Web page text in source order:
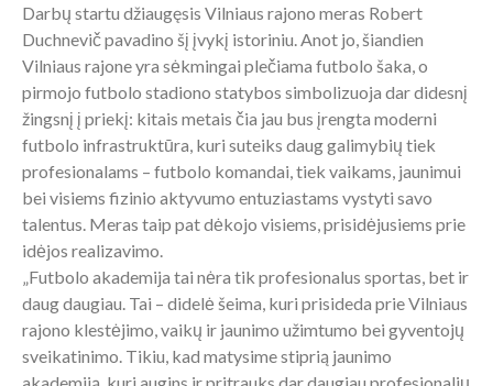
Darbų startu džiaugęsis Vilniaus rajono meras Robert
Duchnevič pavadino šį įvykį istoriniu. Anot jo, šiandien
Vilniaus rajone yra sėkmingai plečiama futbolo šaka, o
pirmojo futbolo stadiono statybos simbolizuoja dar didesnį
žingsnį į priekį: kitais metais čia jau bus įrengta moderni
futbolo infrastruktūra, kuri suteiks daug galimybių tiek
profesionalams – futbolo komandai, tiek vaikams, jaunimui
bei visiems fizinio aktyvumo entuziastams vystyti savo
talentus. Meras taip pat dėkojo visiems, prisidėjusiems prie
idėjos realizavimo.
„Futbolo akademija tai nėra tik profesionalus sportas, bet ir
daug daugiau. Tai – didelė šeima, kuri prisideda prie Vilniaus
rajono klestėjimo, vaikų ir jaunimo užimtumo bei gyventojų
sveikatinimo. Tikiu, kad matysime stiprią jaunimo
akademiją, kuri augins ir pritrauks dar daugiau profesionalių